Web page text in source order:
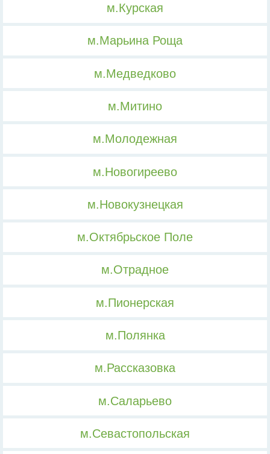
м.Курская
м.Марьина Роща
м.Медведково
м.Митино
м.Молодежная
м.Новогиреево
м.Новокузнецкая
м.Октябрьское Поле
м.Отрадное
м.Пионерская
м.Полянка
м.Рассказовка
м.Саларьево
м.Севастопольская